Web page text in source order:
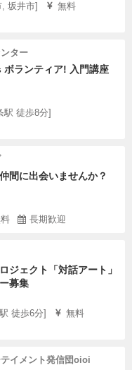
坂井市]
無料
ター
ボランティア! 入門講座
駅 徒歩8分]
間に出会いませんか？
長期歓迎
ジェクト「対話アート」
募集
徒歩6分]
無料
イメント発信団oioi